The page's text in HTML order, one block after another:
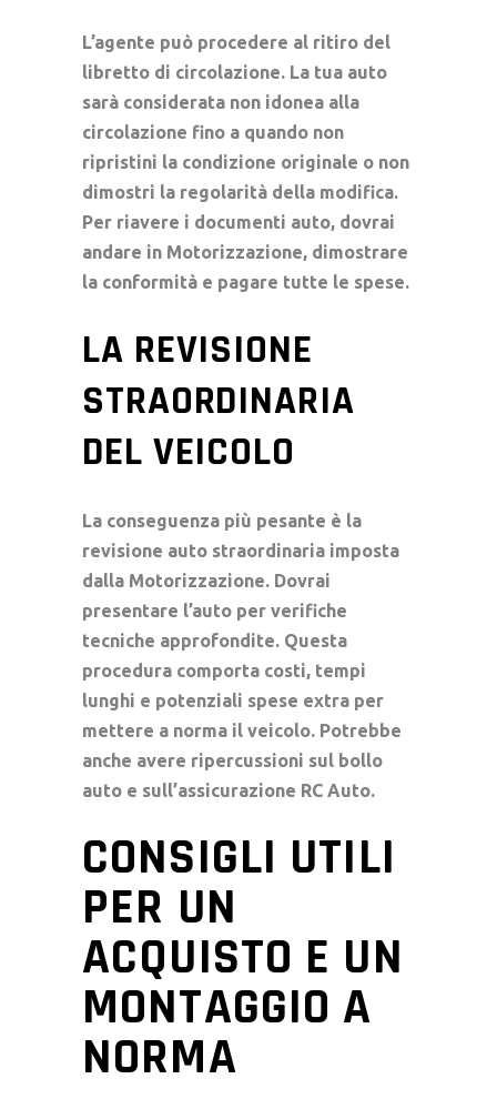
L’agente può procedere al ritiro del
libretto di circolazione. La tua auto
sarà considerata non idonea alla
circolazione fino a quando non
ripristini la condizione originale o non
dimostri la regolarità della modifica.
Per riavere i documenti auto, dovrai
andare in Motorizzazione, dimostrare
la conformità e pagare tutte le spese.
LA REVISIONE
STRAORDINARIA
DEL VEICOLO
La conseguenza più pesante è la
revisione auto straordinaria imposta
dalla Motorizzazione. Dovrai
presentare l’auto per verifiche
tecniche approfondite. Questa
procedura comporta costi, tempi
lunghi e potenziali spese extra per
mettere a norma il veicolo. Potrebbe
anche avere ripercussioni sul bollo
auto e sull’assicurazione RC Auto.
CONSIGLI UTILI
PER UN
ACQUISTO E UN
MONTAGGIO A
NORMA